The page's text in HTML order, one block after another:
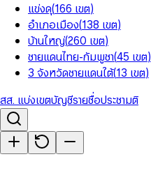
แข่งดุ(166 เขต)
อำเภอเมือง(138 เขต)
บ้านใหญ่(260 เขต)
ชายแดนไทย-กัมพูชา(45 เขต)
3 จังหวัดชายแดนใต้(13 เขต)
สส. แบ่งเขตบัญชีรายชื่อประชามติ